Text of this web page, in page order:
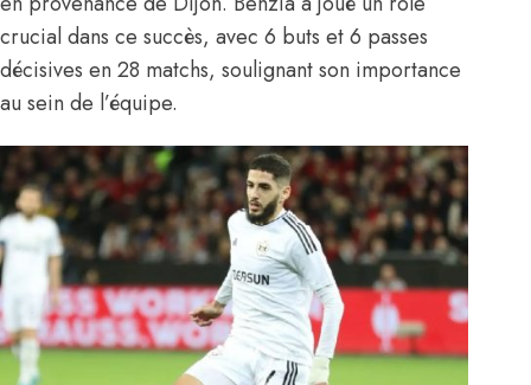
crucial dans ce succès, avec 6 buts et 6 passes
décisives en 28 matchs, soulignant son importance
au sein de l’équipe.